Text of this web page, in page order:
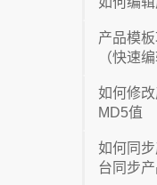
产品模
（快速
如何修
MD5值
如何同
台同步产